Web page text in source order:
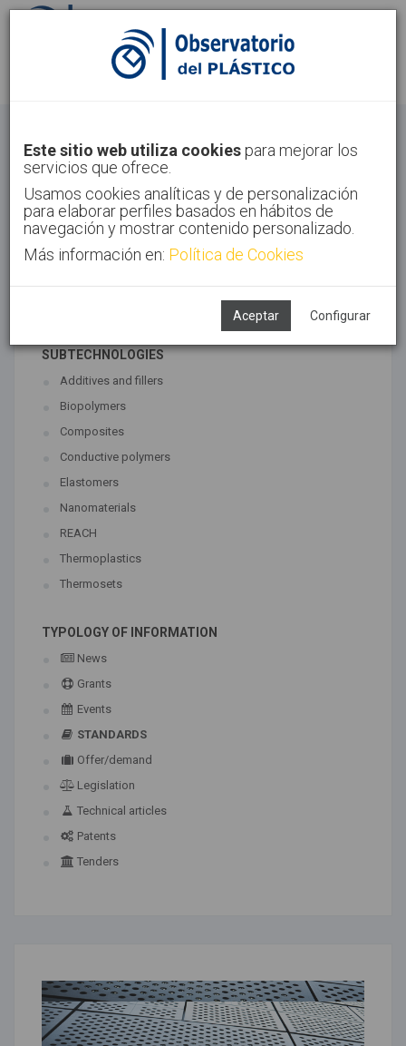
Sign in Sign up
Home Technologies Materials
Este sitio web utiliza cookies para mejorar los
servicios que ofrece.
Usamos cookies analíticas y de personalización
para elaborar perfiles basados en hábitos de
navegación y mostrar contenido personalizado.
Más información en: Política de Cookies
Aceptar Configurar
ASSOCIATED TECHNOLOGIES
SUBTECHNOLOGIES
Additives and fillers
Biopolymers
Composites
Conductive polymers
Elastomers
Nanomaterials
REACH
Thermoplastics
Thermosets
TYPOLOGY OF INFORMATION
News
Grants
Events
STANDARDS
Offer/demand
Legislation
Technical articles
Patents
Tenders